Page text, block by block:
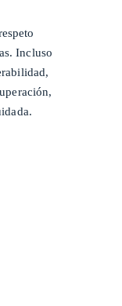
Incluso